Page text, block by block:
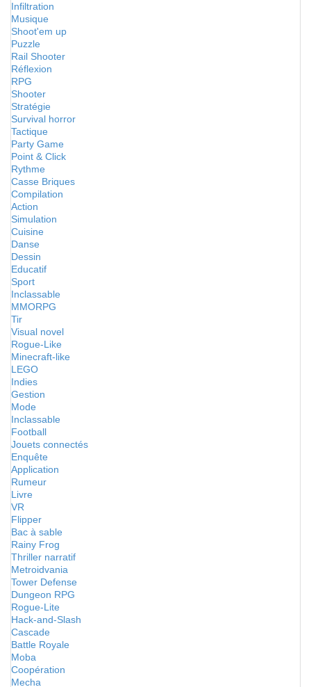
Infiltration
Musique
Shoot'em up
Puzzle
Rail Shooter
Réflexion
RPG
Shooter
Stratégie
Survival horror
Tactique
Party Game
Point & Click
Rythme
Casse Briques
Compilation
Action
Simulation
Cuisine
Danse
Dessin
Educatif
Sport
Inclassable
MMORPG
Tir
Visual novel
Rogue-Like
Minecraft-like
LEGO
Indies
Gestion
Mode
Inclassable
Football
Jouets connectés
Enquête
Application
Rumeur
Livre
VR
Flipper
Bac à sable
Rainy Frog
Thriller narratif
Metroidvania
Tower Defense
Dungeon RPG
Rogue-Lite
Hack-and-Slash
Cascade
Battle Royale
Moba
Coopération
Mecha